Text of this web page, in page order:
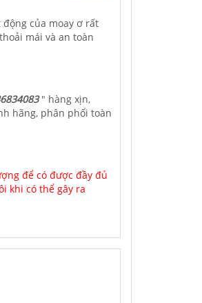
của moay ơ rất
mái và an toàn
" hàng xịn,
hãng, phân phối toàn
để có được đầy đủ
khi có thể gây ra